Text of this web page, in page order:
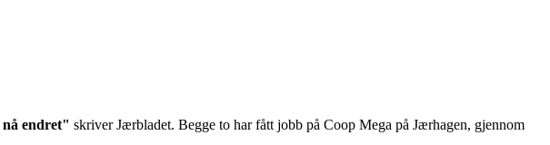
nå endret" skriver Jærbladet. Begge to har fått jobb på Coop Mega på Jærhagen, gjennom